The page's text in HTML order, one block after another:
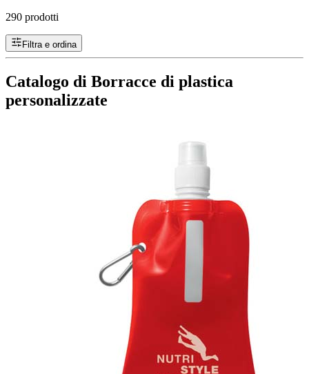
290 prodotti
Filtra e ordina
Catalogo di Borracce di plastica
personalizzate